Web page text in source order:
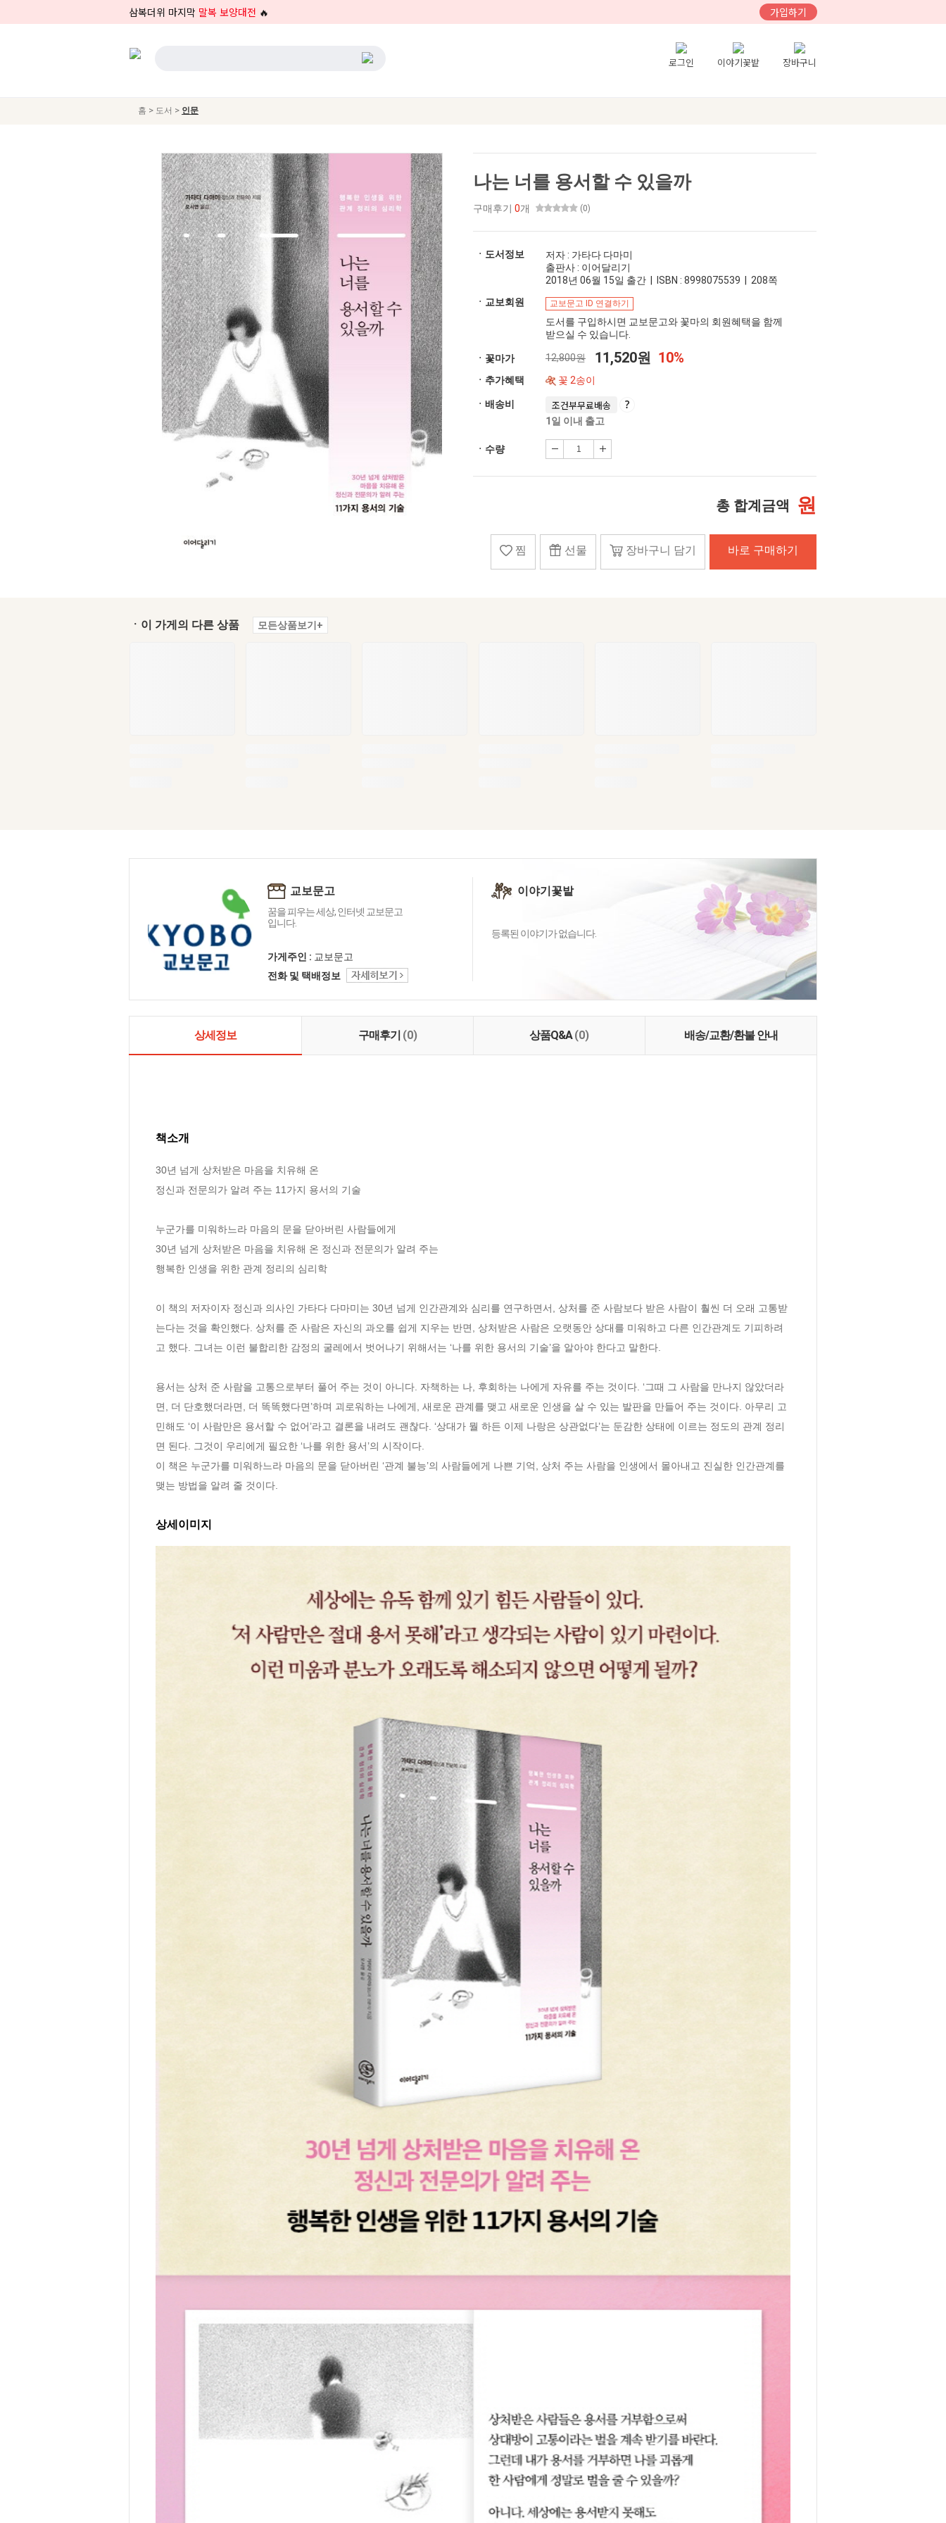
삼복더위 마지막 말복 보양대전 🔥 가입하기
로그인 이야기꽃밭 장바구니
홈 > 도서 > 인문
나는 너를 용서할 수 있을까
구매후기 0개 (0)
ㆍ도서정보
저자 : 가타다 다마미
출판사 : 이어달리기
2018년 06월 15일 출간 | ISBN : 8998075539 | 208쪽
ㆍ교보회원
교보문고 ID 연결하기
도서를 구입하시면 교보문고와 꽃마의 회원혜택을 함께
받으실 수 있습니다.
ㆍ꽃마가 12,800원 11,520원 10%
ㆍ추가혜택 꽃 2송이
ㆍ배송비 조건부무료배송
1일 이내 출고
ㆍ수량
총 합계금액 원
찜 선물 장바구니 담기 바로 구매하기
ㆍ이 가게의 다른 상품 모든상품보기+
교보문고
꿈을 피우는 세상, 인터넷 교보문고
입니다.
가게주인 : 교보문고
전화 및 택배정보
이야기꽃밭
등록된 이야기가 없습니다.
상세정보 구매후기 (0) 상품Q&A(0) 배송/교환/환불 안내
책소개
30년 넘게 상처받은 마음을 치유해 온
정신과 전문의가 알려 주는 11가지 용서의 기술
누군가를 미워하느라 마음의 문을 닫아버린 사람들에게
30년 넘게 상처받은 마음을 치유해 온 정신과 전문의가 알려 주는
행복한 인생을 위한 관계 정리의 심리학
이 책의 저자이자 정신과 의사인 가타다 다마미는 30년 넘게 인간관계와 심리를 연구하면서, 상처를 준 사람보다 받은 사람이 훨씬 더 오래 고통받
는다는 것을 확인했다. 상처를 준 사람은 자신의 과오를 쉽게 지우는 반면, 상처받은 사람은 오랫동안 상대를 미워하고 다른 인간관계도 기피하려
고 했다. 그녀는 이런 불합리한 감정의 굴레에서 벗어나기 위해서는 ‘나를 위한 용서의 기술’을 알아야 한다고 말한다.
용서는 상처 준 사람을 고통으로부터 풀어 주는 것이 아니다. 자책하는 나, 후회하는 나에게 자유를 주는 것이다. ‘그때 그 사람을 만나지 않았더라
면, 더 단호했더라면, 더 똑똑했다면’하며 괴로워하는 나에게, 새로운 관계를 맺고 새로운 인생을 살 수 있는 발판을 만들어 주는 것이다. 아무리 고
민해도 ‘이 사람만은 용서할 수 없어’라고 결론을 내려도 괜찮다. ‘상대가 뭘 하든 이제 나랑은 상관없다’는 둔감한 상태에 이르는 정도의 관계 정리
면 된다. 그것이 우리에게 필요한 ‘나를 위한 용서’의 시작이다.
이 책은 누군가를 미워하느라 마음의 문을 닫아버린 ‘관계 불능’의 사람들에게 나쁜 기억, 상처 주는 사람을 인생에서 몰아내고 진실한 인간관계를
맺는 방법을 알려 줄 것이다.
상세이미지